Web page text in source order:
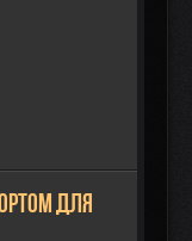
для